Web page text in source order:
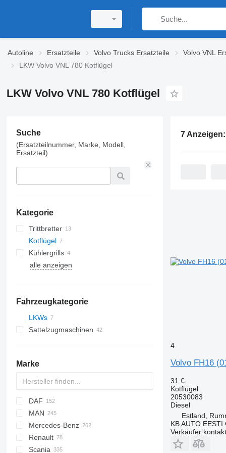
Autoline Ersatzteile Volvo Trucks Ersatzteile Volvo VNL
LKW Volvo VNL 780 Kotflügel
LKW Volvo VNL 780 Kotflügel
Suche
(Ersatzteilnummer, Marke, Modell,
Ersatzteil)
Kategorie
Trittbretter
Kotflügel
Kühlergrills
alle anzeigen
Fahrzeugkategorie
LKWs
Sattelzugmaschinen
Marke
C-series
DAF
AS
CF
LF
XF
2000
F-MAX
Focus
Transit
EuroCargo
Eurofire
Eurotech
S-Way
Carnival
MAN
L2000
LE
TGA
Mercedes-Benz
A-Class
Actros
Canter
Atleon
208
Renault
Kerax
Scania
7 Anzeigen:
4
Volvo FH16
31 €
Kotflügel
20530083
Diesel
Estland,
KB AUTO EESTI
Verkäufer